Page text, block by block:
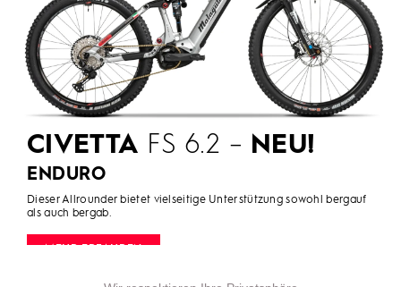
CIVETTA FS 6.2 – NEU!
ENDURO
Dieser Allrounder bietet vielseitige Unterstützung sowohl bergauf
als auch bergab.